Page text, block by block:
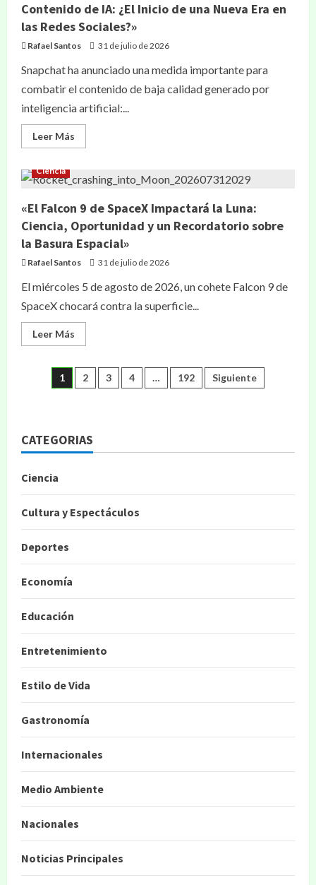
Contenido de IA: ¿El Inicio de una Nueva Era en
las Redes Sociales?»
Rafael Santos 31 de julio de 2026
Snapchat ha anunciado una medida importante para
combatir el contenido de baja calidad generado por
inteligencia artificial:...
Leer Más
Ciencia
«El Falcon 9 de SpaceX Impactará la Luna:
Ciencia, Oportunidad y un Recordatorio sobre
la Basura Espacial»
Rafael Santos 31 de julio de 2026
El miércoles 5 de agosto de 2026, un cohete Falcon 9 de
SpaceX chocará contra la superficie...
Leer Más
1 2 3 4 … 192 Siguiente
CATEGORIAS
Ciencia
Cultura y Espectáculos
Deportes
Economía
Educación
Entretenimiento
Estilo de Vida
Gastronomía
Internacionales
Medio Ambiente
Nacionales
Noticias Principales